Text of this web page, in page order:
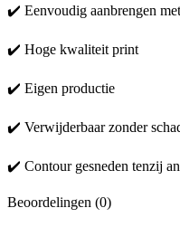
✔️ Eenvoudig aanbrengen
✔️ Hoge kwaliteit print
✔️ Eigen productie
✔️ Verwijderbaar zonder
✔️ Contour gesneden tenzij
Beoordelingen (0)